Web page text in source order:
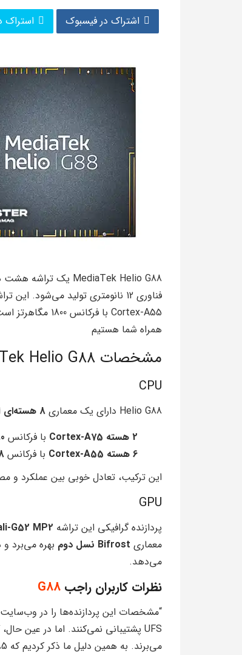
اشتراک در فیسبوک استراک
همراه شما هستیم
مشخصات MediaTek Helio G88
CPU
Helio G88 دارای یک معماری 8 هسته‌ای
2 هسته Cortex-A75
با فرکانس
6 هسته Cortex-A55
با فرکانس
این ترکیب، تعادل خوبی بین عملکرد و
GPU
پردازنده گرافیکی این تراشه G52 MP2
معماری Bifrost نسل دوم
بهره می‌برد
می‌دهد.
نظرات کاربران راجب G88
“مشخصات این پردازنده‌ها را در
می‌برند. به همین دلیل ما ذکر کردیم که Helio G80/G85 از UFS 2.1 پشتیبانی می‌کنند”